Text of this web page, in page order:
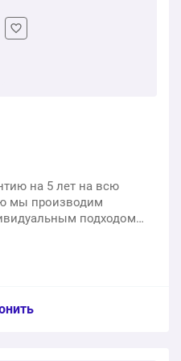
от 5 880 ₽
окно
окно
на 5 лет на всю
мы производим
подходом
изм. / Цена